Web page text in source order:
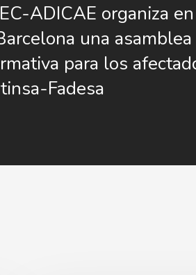
ADICAE organiza
una asamblea
para los
Fadesa